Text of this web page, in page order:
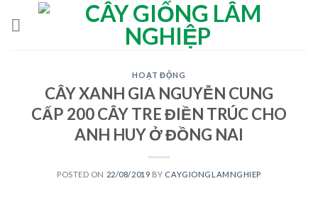
HOẠT ĐỘNG
CÂY XANH GIA NGUYỄN CUNG
CẤP 200 CÂY TRE ĐIỀN TRÚC CHO
ANH HUY Ở ĐỒNG NAI
POSTED ON 22/08/2019 BY CAYGIONGLAMNGHIEP